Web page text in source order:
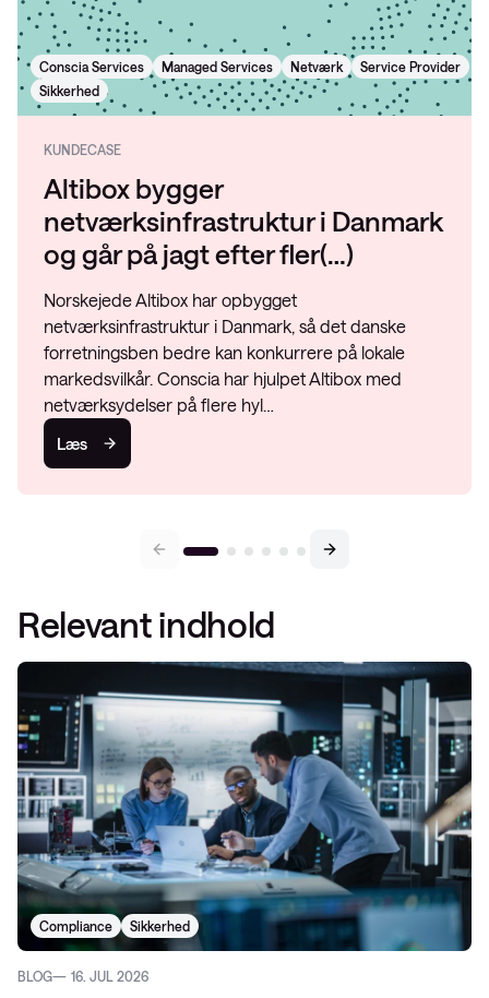
Conscia Services Managed Services Netværk
Service Provider
Sikkerhed
KUNDECASE
Altibox bygger
netværksinfrastruktur i Danmark
og går på jagt efter fler(…)
Norskejede Altibox har opbygget
netværksinfrastruktur i Danmark, så det danske
forretningsben bedre kan konkurrere på lokale
markedsvilkår. Conscia har hjulpet Altibox med
netværksydelser på flere hyl…
Læs
Relevant indhold
Compliance Sikkerhed
BLOG 16. JUL 2026